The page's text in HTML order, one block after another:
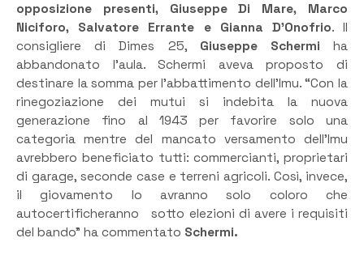
opposizione presenti, Giuseppe Di Mare, Marco
Niciforo, Salvatore Errante e Gianna D’Onofrio. Il
consigliere di Dimes 25, Giuseppe Schermi ha
abbandonato l’aula. Schermi aveva proposto di
destinare la somma per l’abbattimento dell’Imu. “Con la
rinegoziazione dei mutui si indebita la nuova
generazione fino al 1943 per favorire solo una
categoria mentre del mancato versamento dell’Imu
avrebbero beneficiato tutti: commercianti, proprietari
di garage, seconde case e terreni agricoli. Così, invece,
il giovamento lo avranno solo coloro che
autocertificheranno sotto elezioni di avere i requisiti
del bando” ha commentato Schermi.